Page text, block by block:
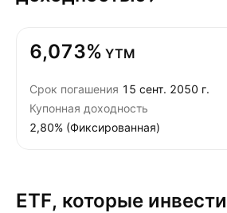
6,073% YTM
Срок погашения 15 сент. 2050 г.
Купонная доходность
2,80% (Фиксированная)
ETF, которые